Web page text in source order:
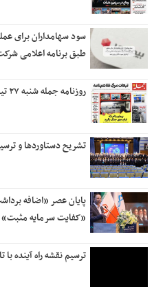
طبق برنامه اعلامی
روزنامه جمله شنبه ۲۷ تیرماه ۱۴۰۵
تشریح دستاوردها و
پایان عصر «اضافه
«کفایت سرمایه مثبت»
ترسیم نقشه راه آینده